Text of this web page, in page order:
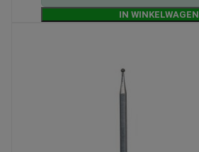
IN WINKELWAGEN